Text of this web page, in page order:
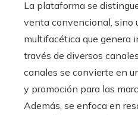
La plataforma se
venta convencional, sino
multifacética que genera
través de diversos
canales se convierte en
y promoción para las
Además, se enfoca en